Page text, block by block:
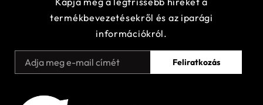
termékbevezetésekről és az iparági
információkról.
Feliratkozás